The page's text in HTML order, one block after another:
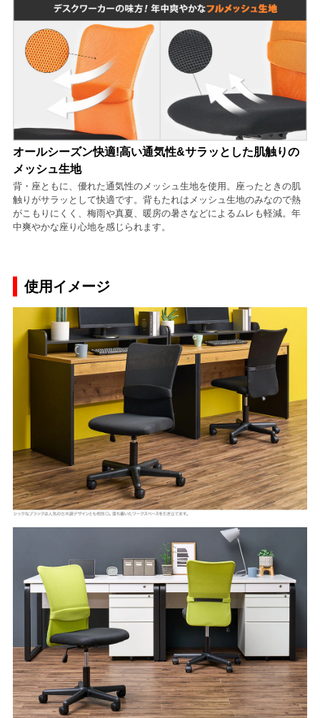
オールシーズン快適!高い通気性&サラッとした肌触りの
メッシュ生地
背・座ともに、優れた通気性のメッシュ生地を使用。座ったときの肌
触りがサラッとして快適です。背もたれはメッシュ生地のみなので熱
がこもりにくく、梅雨や真夏、暖房の暑さなどによるムレも軽減。年
中爽やかな座り心地を感じられます。
使用イメージ